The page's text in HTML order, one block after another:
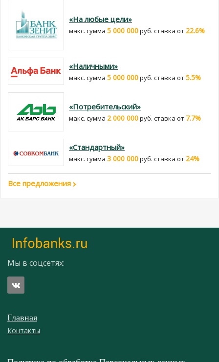
«На любые цели»
макс. сумма 5 000 000руб. cтавка от 22.6%
«Наличными»
макс. сумма 5 000 000руб. cтавка от5.5%
«Потребительский»
макс. сумма 2 000 000руб. cтавка от 7.7%
«Стандартный»
макс. сумма 3 000 000руб. cтавка от 24%
Все предложения
Мы в соцсетях:
Главная
Контакты